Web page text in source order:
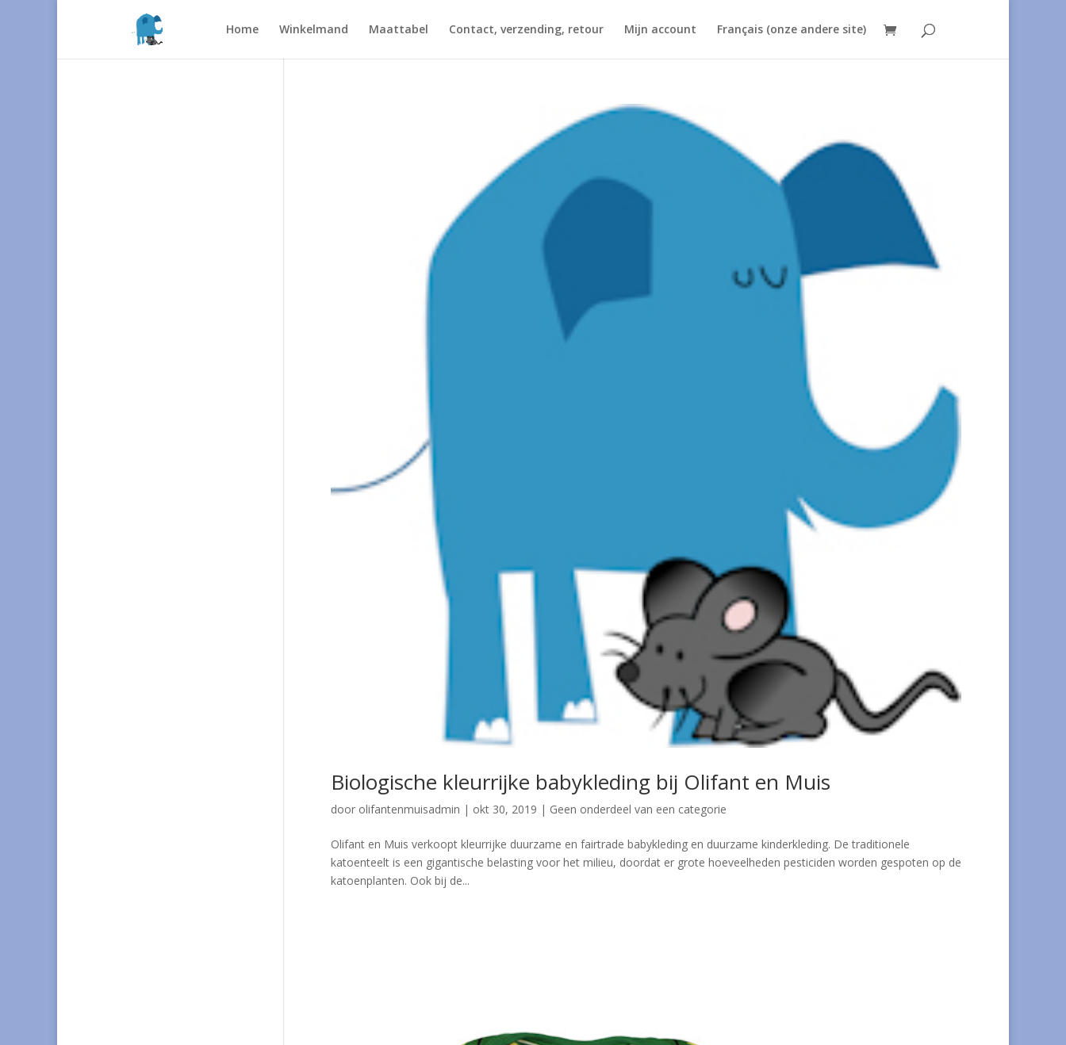
Home Winkelmand Maattabel Contact, verzending, retour Mijn account Français (onze andere site)
Biologische kleurrijke babykleding bij Olifant en Muis
door olifantenmuisadmin | okt 30, 2019 | Geen onderdeel van een categorie
Olifant en Muis verkoopt kleurrijke duurzame en fairtrade babykleding en duurzame kinderkleding. De traditionele
katoenteelt is een gigantische belasting voor het milieu, doordat er grote hoeveelheden pesticiden worden gespoten op de
katoenplanten. Ook bij de...